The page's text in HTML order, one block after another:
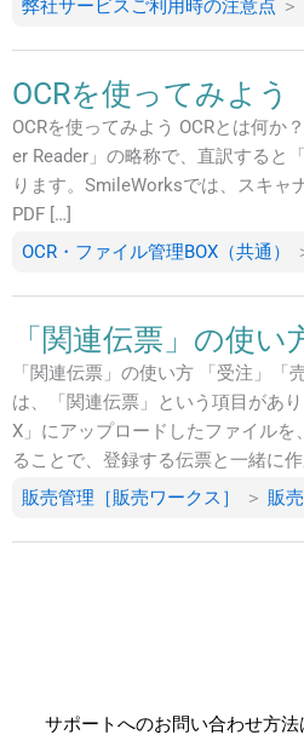
弊社サービスご利用時の注意点 ＞
OCRを使ってみよう
OCRを使ってみよう OCRとは何か
er Reader」の略称で、直訳すると
ります。SmileWorksでは、スキャ
PDF […]
OCR・ファイル管理BOX（共通）
「関連伝票」の使い
「関連伝票」の使い方 「受注」「
は、「関連伝票」という項目があ
X」にアップロードしたファイルを
ることで、登録する伝票と一緒に
販売管理［販売ワークス］
＞ 販
サポートへのお問い合わせ方